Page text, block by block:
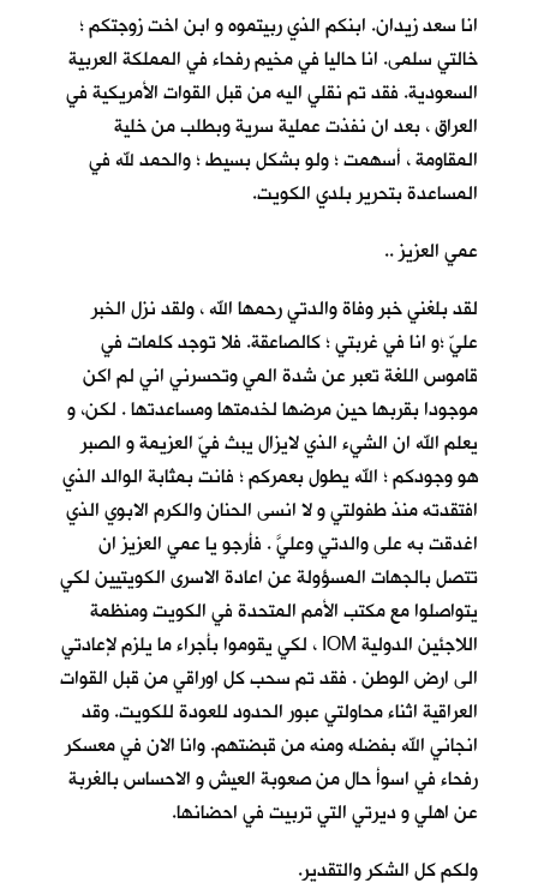
انا سعد زيدان. ابنكم الذي ربيتموه و ابن اخت زوجتكم ؛
خالتي سلمى. انا حاليا في مخيم رفحاء في المملكة العربية
السعودية. فقد تم نقلي اليه من قبل القوات الأمريكية في
العراق ، بعد ان نفذت عملية سرية وبطلب من خلية
المقاومة ، أسهمت ؛ ولو بشكل بسيط ؛ والحمد لله في
المساعدة بتحرير بلدي الكويت.
عمي العزيز ..
لقد بلغني خبر وفاة والدتي رحمها الله ، ولقد نزل الخبر
عليّ ؛و انا في غربتي ؛ كالصاعقة. فلا توجد كلمات في
قاموس اللغة تعبر عن شدة المي وتحسرني اني لم اكن
موجودا بقربها حين مرضها لخدمتها ومساعدتها . لكن، و
يعلم الله ان الشيء الذي لايزال يبث فيّ العزيمة و الصبر
هو وجودكم ؛ الله يطول بعمركم ؛ فانت بمثابة الوالد الذي
افتقدته منذ طفولتي و لا انسى الحنان والكرم الابوي الذي
اغدقت به على والدتي وعليَّ . فأرجو يا عمي العزيز ان
تتصل بالجهات المسؤولة عن اعادة الاسرى الكويتيين لكي
يتواصلوا مع مكتب الأمم المتحدة في الكويت ومنظمة
اللاجئين الدولية IOM ، لكي يقوموا بأجراء ما يلزم لإعادتي
الى ارض الوطن . فقد تم سحب كل اوراقي من قبل القوات
العراقية اثناء محاولتي عبور الحدود للعودة للكويت. وقد
انجاني الله بفضله ومنه من قبضتهم. وانا الان في معسكر
رفحاء في اسوأ حال من صعوبة العيش و الاحساس بالغربة
عن اهلي و ديرتي التي تربيت في احضانها.
ولكم كل الشكر والتقدير.